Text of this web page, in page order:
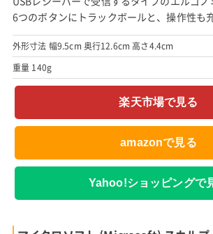
6つのボタンにトラックボールと、操作性も
外形寸法 幅9.5cm 奥行12.6cm 高さ4.4cm
重量 140g
楽天市場で見る
amazonで見る
Yahoo!ショッピングで